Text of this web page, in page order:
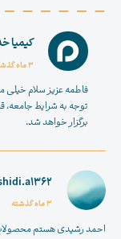
کیمیا
3 ماه گذشته
فاطمه عزیز سلام خیلی
توجه به شرایط جامعه،
برگزار خواهد شد.
3 ماه گذشته
احمد رشیدی هستم محصولات